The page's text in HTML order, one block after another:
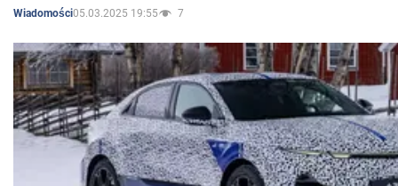
Wiadomości05.03.2025 19:55 7